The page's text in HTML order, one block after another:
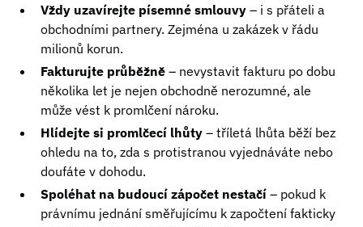
Vždy uzavírejte písemné smlouvy – i s přáteli a
obchodními partnery. Zejména u zakázek v řádu
milionů korun.
Fakturujte průběžně – nevystavit fakturu po dobu
několika let je nejen obchodně nerozumné, ale
může vést k promlčení nároku.
Hlídejte si promlčecí lhůty – tříletá lhůta běží bez
ohledu na to, zda s protistranou vyjednáváte nebo
doufáte v dohodu.
Spoléhat na budoucí zápočet nestačí – pokud k
právnímu jednání směřujícímu k započtení fakticky